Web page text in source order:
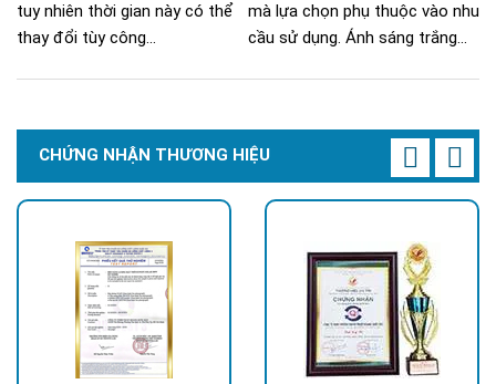
tuy nhiên thời gian này có thể
thay đổi tùy công...
mà lựa chọn phụ thuộc vào nhu
cầu sử dụng. Ánh sáng trắng...
CHỨNG NHẬN THƯƠNG HIỆU